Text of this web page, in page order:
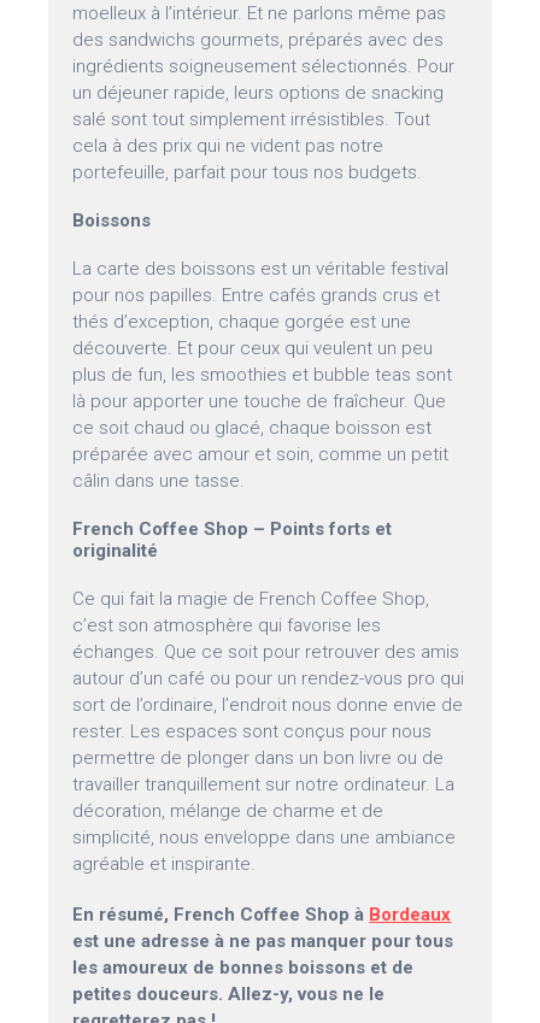
moelleux à l’intérieur. Et ne parlons même pas
des sandwichs gourmets, préparés avec des
ingrédients soigneusement sélectionnés. Pour
un déjeuner rapide, leurs options de snacking
salé sont tout simplement irrésistibles. Tout
cela à des prix qui ne vident pas notre
portefeuille, parfait pour tous nos budgets.
Boissons
La carte des boissons est un véritable festival
pour nos papilles. Entre cafés grands crus et
thés d’exception, chaque gorgée est une
découverte. Et pour ceux qui veulent un peu
plus de fun, les smoothies et bubble teas sont
là pour apporter une touche de fraîcheur. Que
ce soit chaud ou glacé, chaque boisson est
préparée avec amour et soin, comme un petit
câlin dans une tasse.
French Coffee Shop – Points forts et
originalité
Ce qui fait la magie de French Coffee Shop,
c’est son atmosphère qui favorise les
échanges. Que ce soit pour retrouver des amis
autour d’un café ou pour un rendez-vous pro qui
sort de l’ordinaire, l’endroit nous donne envie de
rester. Les espaces sont conçus pour nous
permettre de plonger dans un bon livre ou de
travailler tranquillement sur notre ordinateur. La
décoration, mélange de charme et de
simplicité, nous enveloppe dans une ambiance
agréable et inspirante.
En résumé, French Coffee Shop à Bordeaux
est une adresse à ne pas manquer pour tous
les amoureux de bonnes boissons et de
petites douceurs. Allez-y, vous ne le